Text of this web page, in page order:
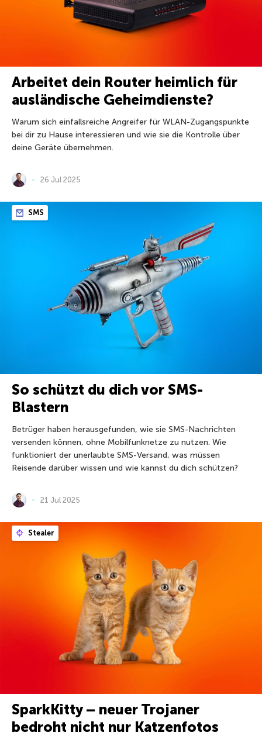
Arbeitet dein Router heimlich für
ausländische Geheimdienste?
Warum sich einfallsreiche Angreifer für WLAN-Zugangspunkte
bei dir zu Hause interessieren und wie sie die Kontrolle über
deine Geräte übernehmen.
26 Jul 2025
SMS
So schützt du dich vor SMS-
Blastern
Betrüger haben herausgefunden, wie sie SMS-Nachrichten
versenden können, ohne Mobilfunknetze zu nutzen. Wie
funktioniert der unerlaubte SMS-Versand, was müssen
Reisende darüber wissen und wie kannst du dich schützen?
21 Jul 2025
Stealer
SparkKitty – neuer Trojaner
bedroht nicht nur Katzenfotos